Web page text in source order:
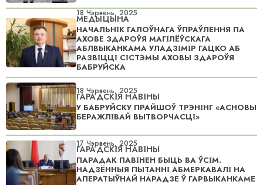
18 Чэрвень, 2025
МЕДЫЦЫНА
НАЧАЛЬНІК ГАЛОЎНАГА ЎПРАЎЛЕННЯ ПА
АХОВЕ ЗДАРОЎЯ МАГІЛЁЎСКАГА
АБЛВЫКАНКАМА УЛАДЗІМІР ГАЦКО АБ
РАЗВІЦЦІ СІСТЭМЫ АХОВЫ ЗДАРОЎЯ
БАБРУЙСКА
18 Чэрвень, 2025
ГАРАДСКІЯ НАВІНЫ
У БАБРУЙСКУ ПРАЙШОЎ ТРЭНІНГ «АСНОВЫ
БЕРАЖЛІВАЙ ВЫТВОРЧАСЦІ»
17 Чэрвень, 2025
ГАРАДСКІЯ НАВІНЫ
ПАРАДАК ПАВІНЕН БЫЦЬ ВА ЎСІМ.
НАДЗЁННЫЯ ПЫТАННІ АБМЕРКАВАЛІ НА
АПЕРАТЫЎНАЙ НАРАДЗЕ Ў ГАРВЫКАНКАМЕ